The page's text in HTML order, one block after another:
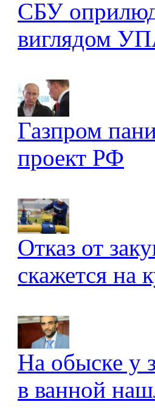
СБУ
виглядом
Газпром
проект РФ
Отказ от
скажется на
На обыске у
в ванной